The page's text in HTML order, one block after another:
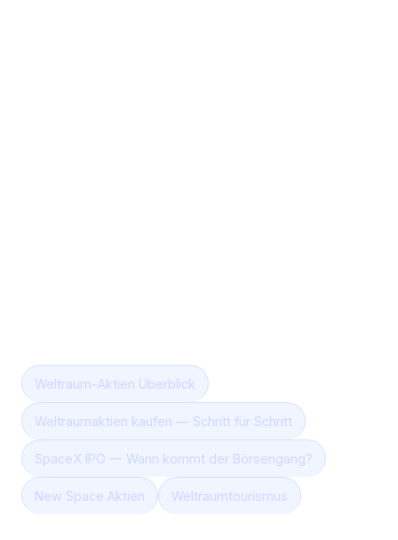
Weltraum-Aktien Überblick
Weltraumaktien kaufen — Schritt für Schritt
SpaceX IPO — Wann kommt der Börsengang?
New Space Aktien Weltraumtourismus